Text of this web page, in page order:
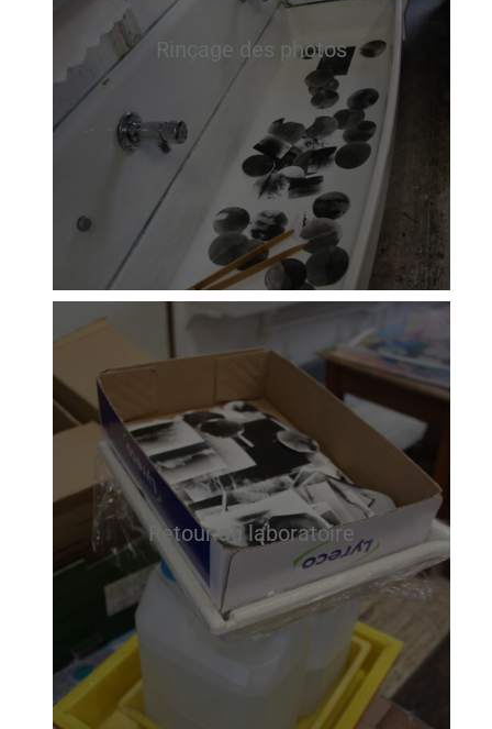
Rinçage des photos
Retour au laboratoire